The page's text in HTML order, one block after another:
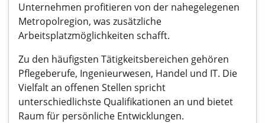
Unternehmen profitieren von der nahegelegenen
Metropolregion, was zusätzliche
Arbeitsplatzmöglichkeiten schafft.
Zu den häufigsten Tätigkeitsbereichen gehören
Pflegeberufe, Ingenieurwesen, Handel und IT. Die
Vielfalt an offenen Stellen spricht
unterschiedlichste Qualifikationen an und bietet
Raum für persönliche Entwicklungen.